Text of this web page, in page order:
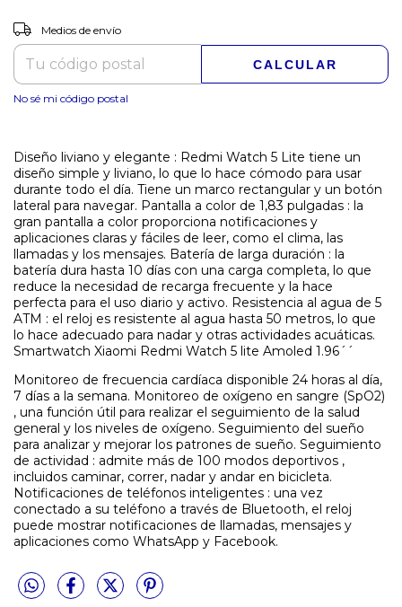
Entregas para el CP:
Medios de envío
CALCULAR
No sé mi código postal
Diseño liviano y elegante : Redmi Watch 5 Lite tiene un
diseño simple y liviano, lo que lo hace cómodo para usar
durante todo el día. Tiene un marco rectangular y un botón
lateral para navegar. Pantalla a color de 1,83 pulgadas : la
gran pantalla a color proporciona notificaciones y
aplicaciones claras y fáciles de leer, como el clima, las
llamadas y los mensajes. Batería de larga duración : la
batería dura hasta 10 días con una carga completa, lo que
reduce la necesidad de recarga frecuente y la hace
perfecta para el uso diario y activo. Resistencia al agua de 5
ATM : el reloj es resistente al agua hasta 50 metros, lo que
lo hace adecuado para nadar y otras actividades acuáticas.
Smartwatch Xiaomi Redmi Watch 5 lite Amoled 1.96´´
Monitoreo de frecuencia cardíaca disponible 24 horas al día,
7 días a la semana. Monitoreo de oxígeno en sangre (SpO2)
, una función útil para realizar el seguimiento de la salud
general y los niveles de oxígeno. Seguimiento del sueño
para analizar y mejorar los patrones de sueño. Seguimiento
de actividad : admite más de 100 modos deportivos ,
incluidos caminar, correr, nadar y andar en bicicleta.
Notificaciones de teléfonos inteligentes : una vez
conectado a su teléfono a través de Bluetooth, el reloj
puede mostrar notificaciones de llamadas, mensajes y
aplicaciones como WhatsApp y Facebook.